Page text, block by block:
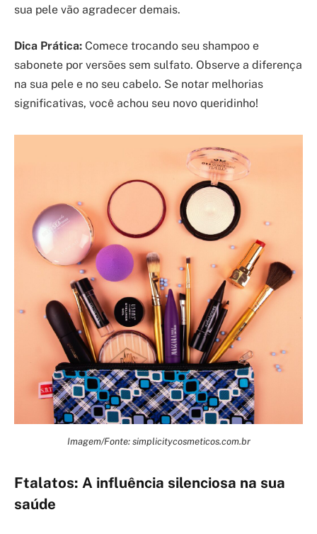
sua pele vão agradecer demais.
Dica Prática: Comece trocando seu shampoo e
sabonete por versões sem sulfato. Observe a diferença
na sua pele e no seu cabelo. Se notar melhorias
significativas, você achou seu novo queridinho!
Imagem/Fonte: simplicitycosmeticos.com.br
Ftalatos: A influência silenciosa na sua
saúde